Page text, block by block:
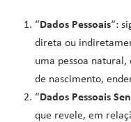
“Dados Pessoais“:
direta ou
uma pessoa natural,
de nascimento,
“Dados Pessoais
que revele, em